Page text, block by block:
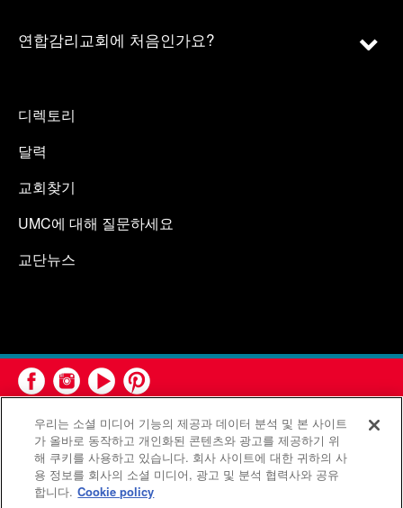
연합감리교회에 처음인가요?
디렉토리
달력
교회찾기
UMC에 대해 질문하세요
교단뉴스
연합감리교회 공보부(United Methodist Communications)는 연
합감리교회의 기관입니다.
우리는 소셜 미디어 기능의 제공과 데이터 분석 및 본 사이트
가 올바로 동작하고 개인화된 콘텐츠와 광고를 제공하기 위
해 쿠키를 사용하고 있습니다. 회사 사이트에 대한 귀하의 사
용 정보를 회사의 소셜 미디어, 광고 및 분석 협력사와 공유
합니다. Cookie policy